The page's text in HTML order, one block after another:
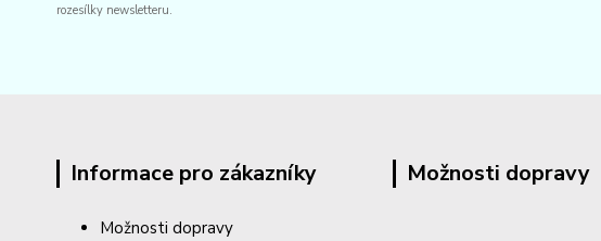
rozesílky newsletteru.
Informace pro zákazníky
Možnosti dopravy
Možnosti dopravy